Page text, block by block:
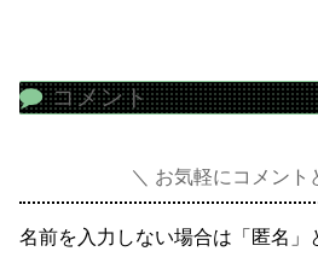
コメント
お気軽にコメント
名前を入力しない場合は「匿名」